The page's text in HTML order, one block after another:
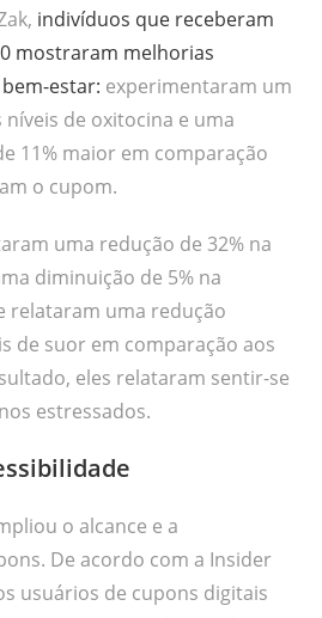
indivíduos que receberam
mostraram melhorias
estar: experimentaram um
de oxitocina e uma
11% maior em comparação
o cupom.
uma redução de 32% na
diminuição de 5% na
relataram uma redução
de suor em comparação aos
eles relataram sentir-se
estressados.
o alcance e a
De acordo com a Insider
usuários de cupons digitais